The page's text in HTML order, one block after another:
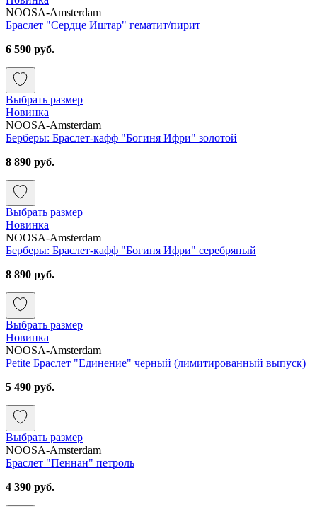
NOOSA-Amsterdam
Браслет "Сердце Иштар" гематит/пирит
6 590 руб.
Выбрать размер
Новинка
NOOSA-Amsterdam
Берберы: Браслет-кафф "Богиня Ифри" золотой
8 890 руб.
Выбрать размер
Новинка
NOOSA-Amsterdam
Берберы: Браслет-кафф "Богиня Ифри" серебряный
8 890 руб.
Выбрать размер
Новинка
NOOSA-Amsterdam
Petite Браслет "Единение" черный (лимитированный выпуск)
5 490 руб.
Выбрать размер
NOOSA-Amsterdam
Браслет "Пеннан" петроль
4 390 руб.